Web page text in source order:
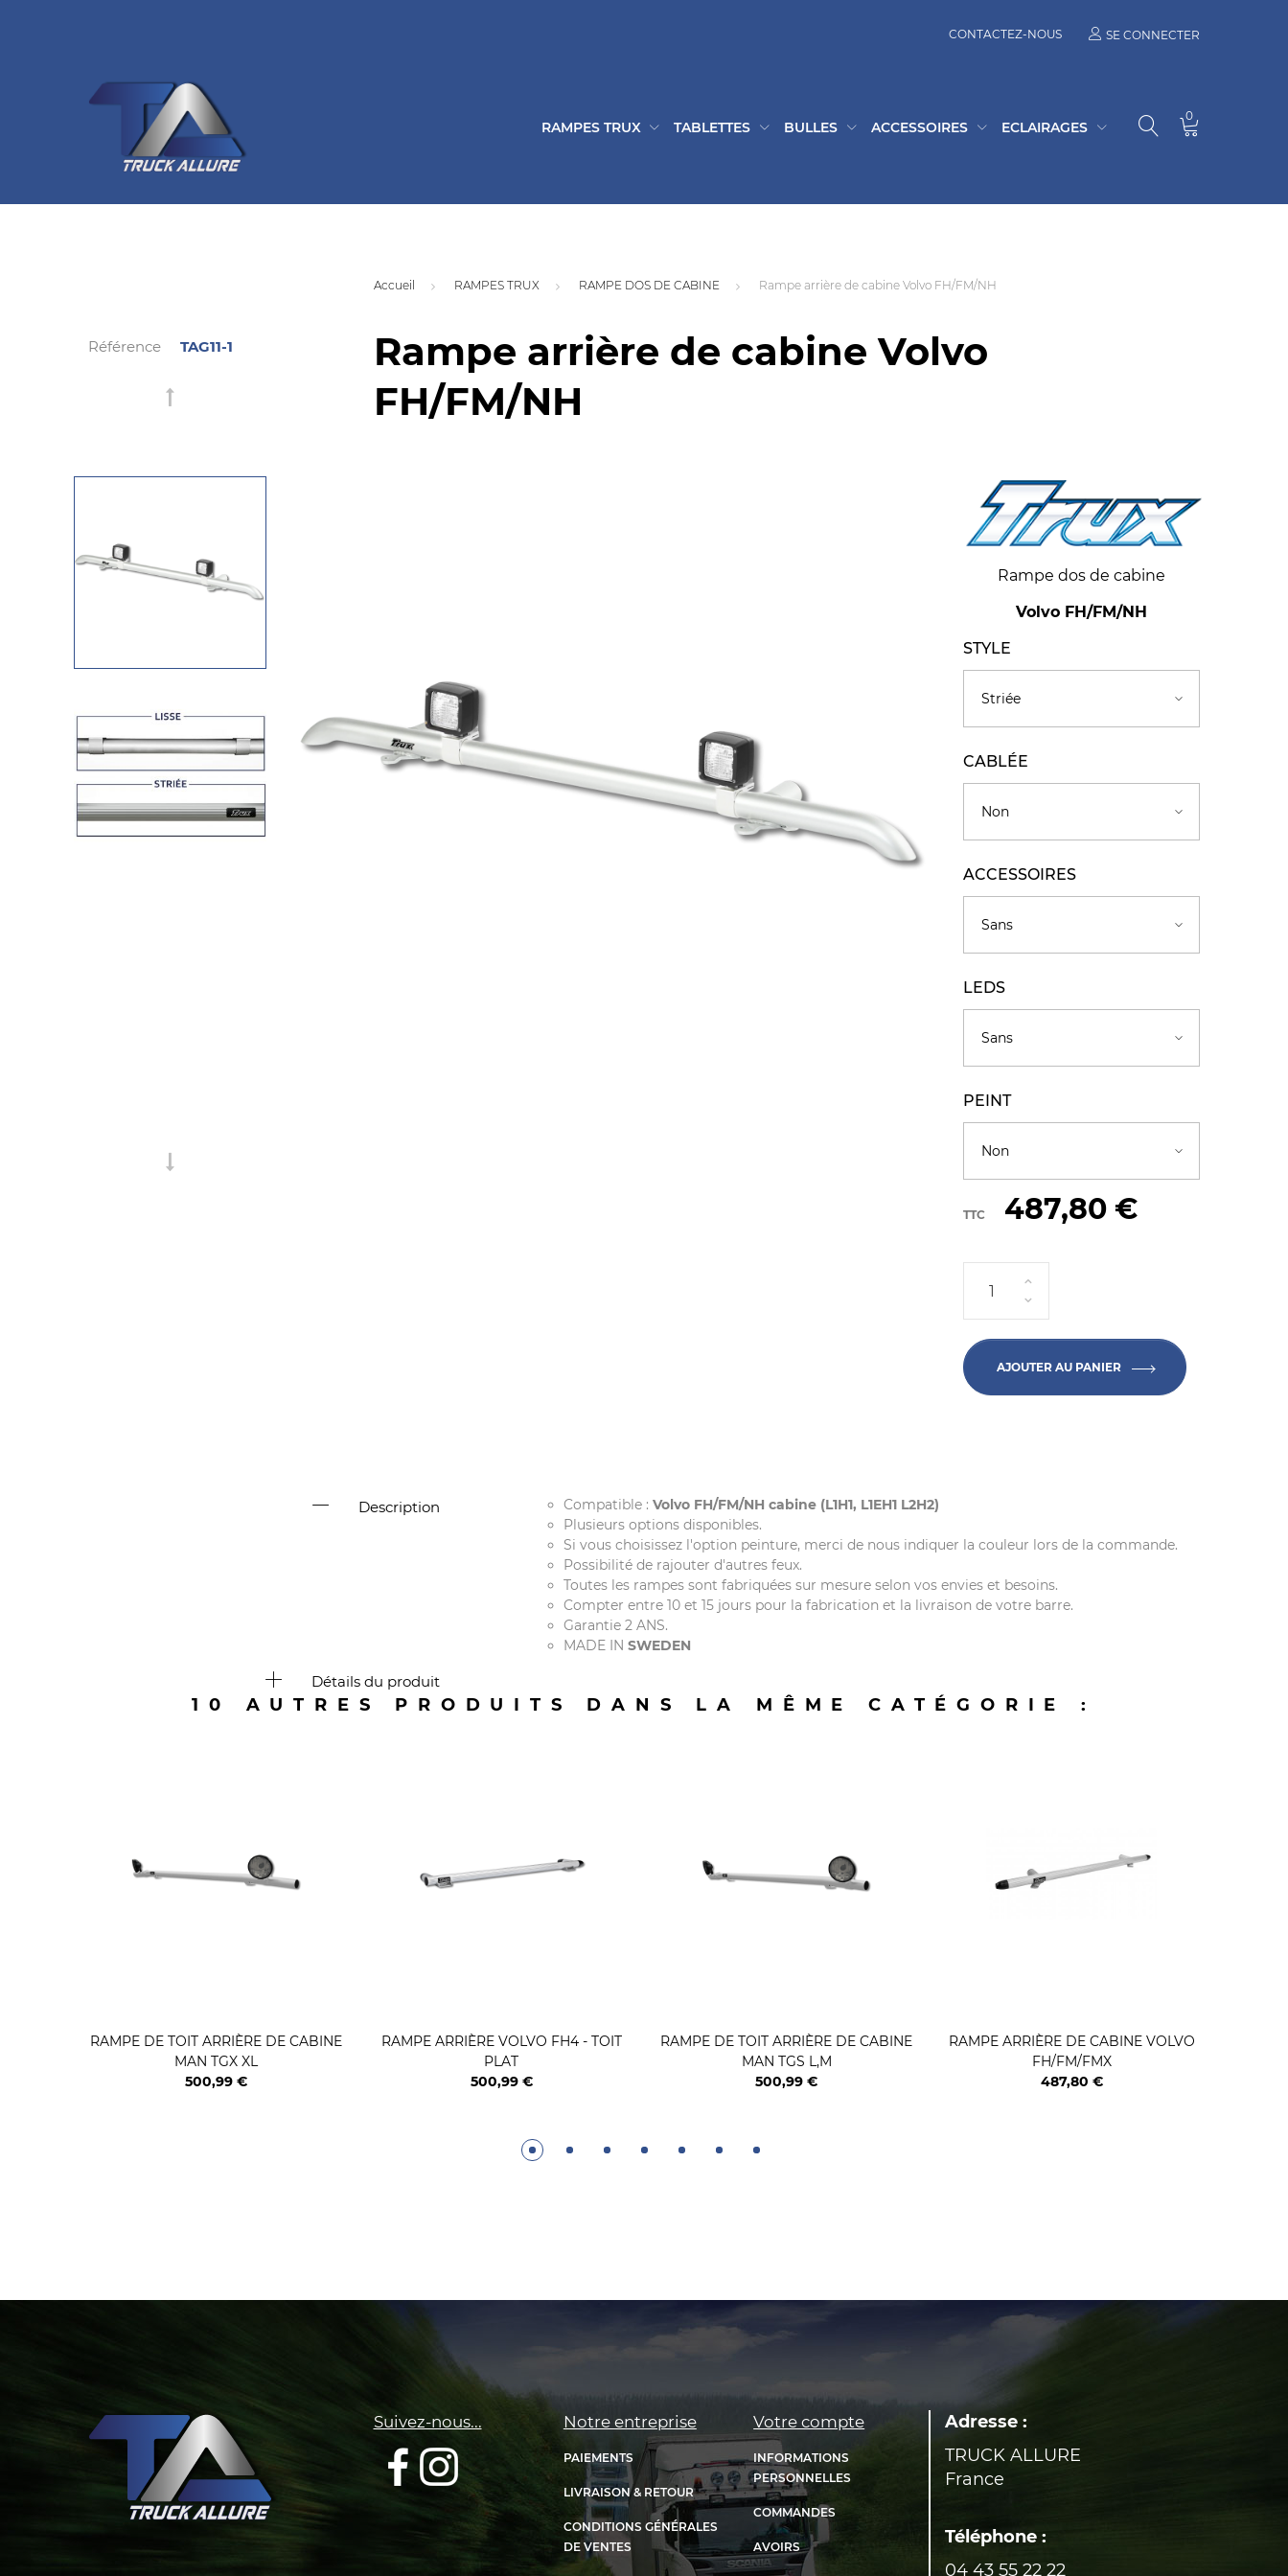
CONTACTEZ-NOUS SE CONNECTER
0
RAMPES TRUX TABLETTES BULLES ACCESSOIRES ECLAIRAGES
Accueil RAMPES TRUX RAMPE DOS DE CABINE Rampe arrière de cabine Volvo FH/FM/NH
Rampe arrière de cabine Volvo
FH/FM/NH
Référence TAG11-1
Rampe dos de cabine
Volvo FH/FM/NH
STYLE
CABLÉE
ACCESSOIRES
LEDS
PEINT
487,80 €
TTC
AJOUTER AU PANIER
Description Compatible : Volvo FH/FM/NH cabine (L1H1, L1EH1 L2H2)
Plusieurs options disponibles.
Si vous choisissez l'option peinture, merci de nous indiquer la couleur lors de la commande.
Possibilité de rajouter d'autres feux.
Toutes les rampes sont fabriquées sur mesure selon vos envies et besoins.
Compter entre 10 et 15 jours pour la fabrication et la livraison de votre barre.
Garantie 2 ANS.
MADE IN SWEDEN
Détails du produit
10 AUTRES PRODUITS DANS LA MÊME CATÉGORIE :
RAMPE DE TOIT ARRIÈRE DE CABINE
MAN TGX XL
Prix
500,99 €
RAMPE ARRIÈRE VOLVO FH4 - TOIT
PLAT
Prix
500,99 €
RAMPE DE TOIT ARRIÈRE DE CABINE
MAN TGS L,M
Prix
500,99 €
RAMPE ARRIÈRE DE CABINE VOLVO
FH/FM/FMX
Prix
487,80 €
Suivez-nous... Notre entreprise
PAIEMENTS
LIVRAISON & RETOUR
CONDITIONS GÉNÉRALES
DE VENTES
Votre compte
INFORMATIONS
PERSONNELLES
COMMANDES
AVOIRS
Adresse :
TRUCK ALLURE
France
Téléphone :
04 43 55 22 22